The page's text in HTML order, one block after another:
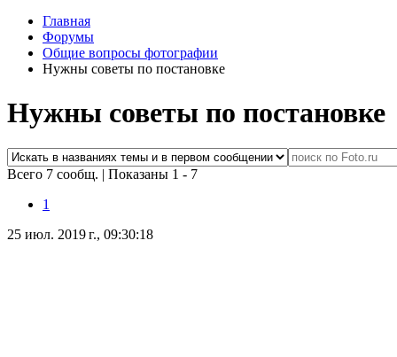
Главная
Форумы
Общие вопросы фотографии
Нужны советы по постановке
Нужны советы по постановке
Всего 7 сообщ. | Показаны 1 - 7
1
25 июл. 2019 г., 09:30:18